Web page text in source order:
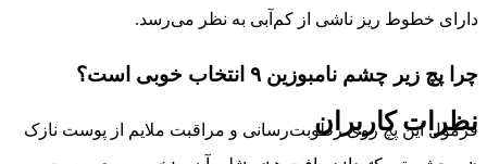
دارای خطوط ریز ناشی از کم‌آبی به نظر می‌رسد.
چرا پچ زیر چشم نامبوزین ۹ انتخاب خوبی است؟
فرمول این پچ روی رطوبت‌رسانی و مراقبت ملایم از پوست نازک
نظرات کاربران